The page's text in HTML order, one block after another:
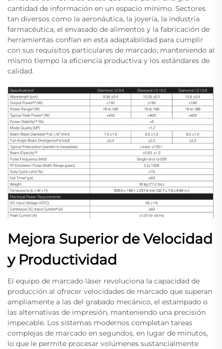
cantidad de información en un espacio mínimo. Sectores
tan diversos como la aeronáutica, la joyería, la industria
farmacéutica, el envasado de alimentos y la fabricación de
herramientas confían en esta adaptabilidad para cumplir
con sus requisitos particulares de marcado, manteniendo al
mismo tiempo la eficiencia productiva y los estándares de
calidad.
Mejora Superior de Velocidad
y Productividad
El equipo de marcado láser revoluciona la capacidad de
producción al ofrecer velocidades de marcado que superan
ampliamente a las del grabado mecánico, el estampado o
las alternativas de impresión, manteniendo una precisión
impecable. Los sistemas modernos completan tareas
complejas de marcado en segundos, en lugar de minutos,
lo que le permite procesar volúmenes sustancialmente